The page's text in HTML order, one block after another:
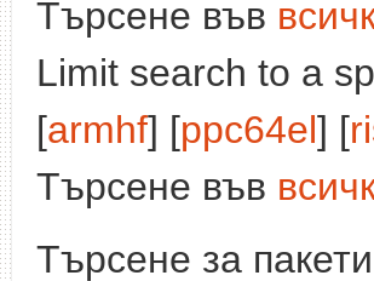
Търсене във
Limit search to a
[armhf] [ppc64el] [
Търсене във
Търсене за